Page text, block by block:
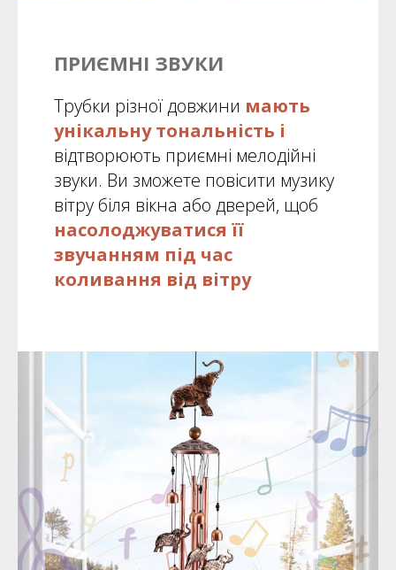
ПРИЄМНІ ЗВУКИ
Трубки різної довжини мають
унікальну тональність і
відтворюють приємні мелодійні
звуки. Ви зможете повісити музику
вітру біля вікна або дверей, щоб
насолоджуватися її
звучанням під час
коливання від вітру